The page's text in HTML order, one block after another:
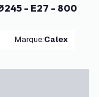
Marque: Calex